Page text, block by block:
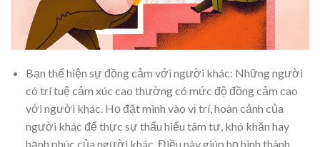
Bạn thể hiện sự đồng cảm với người khác: Những người
có trí tuệ cảm xúc cao thường có mức độ đồng cảm cao
với người khác. Họ đặt mình vào vị trí, hoàn cảnh của
người khác để thực sự thấu hiểu tâm tư, khó khăn hay
hạnh phúc của người khác. Điều này giúp họ hình thành